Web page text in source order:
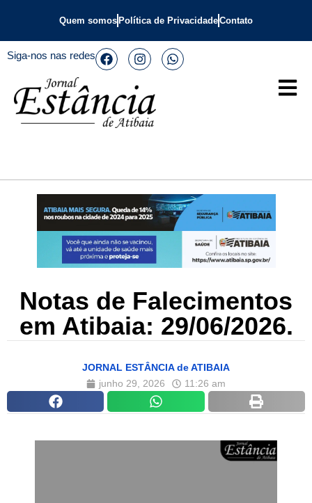
Quem somos Política de PrivacidadeContato
Siga-nos nas redes
Notas de Falecimentos
em Atibaia: 29/06/2026.
JORNAL ESTÂNCIA de ATIBAIA
junho 29, 2026
11:26 am